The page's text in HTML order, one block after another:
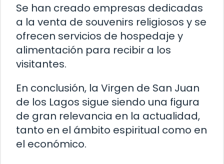
Se han creado empresas dedicadas
a la venta de souvenirs religiosos y se
ofrecen servicios de hospedaje y
alimentación para recibir a los
visitantes.
En conclusión, la Virgen de San Juan
de los Lagos sigue siendo una figura
de gran relevancia en la actualidad,
tanto en el ámbito espiritual como en
el económico.